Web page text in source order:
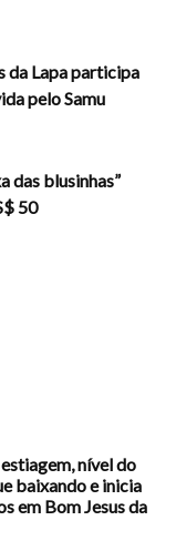
da Lapa participa
pelo Samu
das blusinhas”
50
nível do
baixando e inicia
em Bom Jesus da